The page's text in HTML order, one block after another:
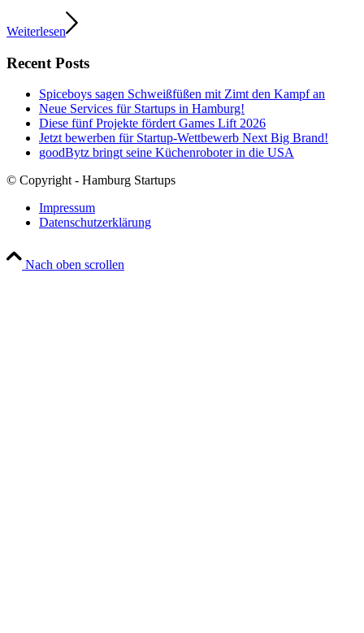
Weiterlesen
Recent Posts
Spiceboys sagen Schweißfüßen mit Zimt den Kampf an
Neue Services für Startups in Hamburg!
Diese fünf Projekte fördert Games Lift 2026
Jetzt bewerben für Startup-Wettbewerb Next Big Brand!
goodBytz bringt seine Küchenroboter in die USA
© Copyright - Hamburg Startups
Impressum
Datenschutzerklärung
Nach oben scrollen